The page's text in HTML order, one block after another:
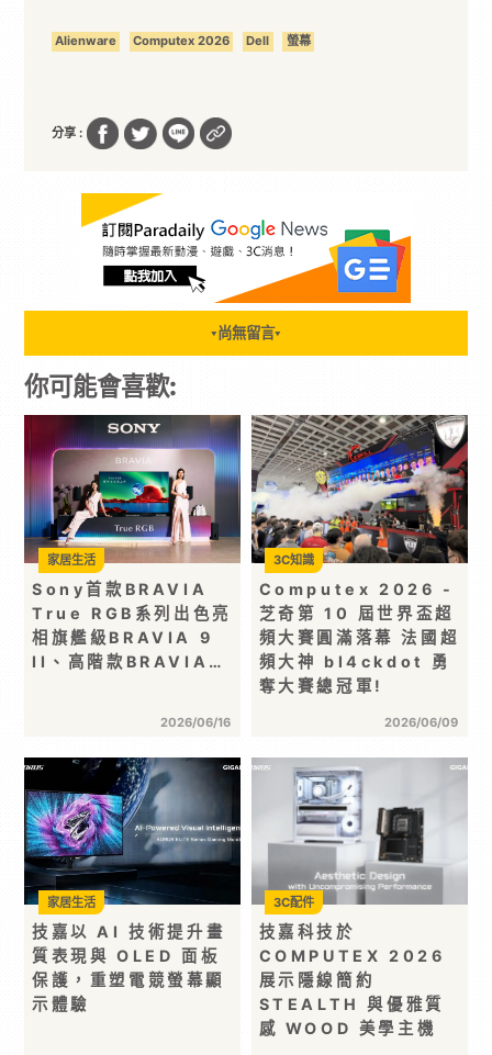
Alienware Computex 2026 Dell 螢幕
分享 :
▼ 尚無留言▼
你可能會喜歡:
Sony首款BRAVIA
True RGB系列出色亮
相旗艦級BRAVIA 9
II、高階款BRAVIA…
2026/06/16
家居生活
Computex 2026 -
芝奇第 10 屆世界盃超
頻大賽圓滿落幕 法國超
頻大神 bl4ckdot 勇
奪大賽總冠軍!
2026/06/09
3C知識
技嘉以 AI 技術提升畫
質表現與 OLED 面板
保護，重塑電競螢幕顯
示體驗
家居生活
技嘉科技於
COMPUTEX 2026
展示隱線簡約
STEALTH 與優雅質
感 WOOD 美學主機
3C配件